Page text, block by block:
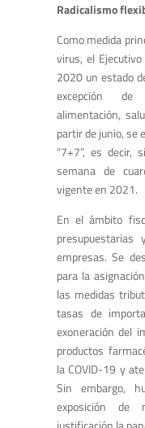
Radicalismo
Como medida
virus, el
2020 un estado
excepción de
alimentación,
partir de junio, se
“7+7”, es decir,
semana de
vigente en 2021.
En el ámbito
empresas. Se
para la
las medidas
tasas de
exoneración del
productos
la COVID-19 y
Sin embargo,
exposición